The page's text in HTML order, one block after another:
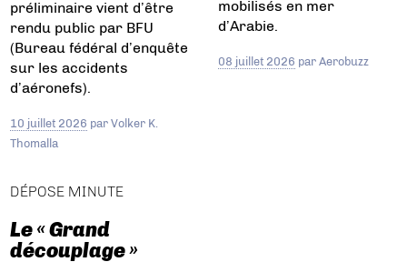
préliminaire vient d’être
rendu public par BFU
(Bureau fédéral d’enquête
sur les accidents
d’aéronefs).
10 juillet 2026 parVolker K.
Thomalla
mobilisés en mer
d’Arabie.
08 juillet 2026 par Aerobuzz
DÉPOSE MINUTE
Le « Grand
découplage »